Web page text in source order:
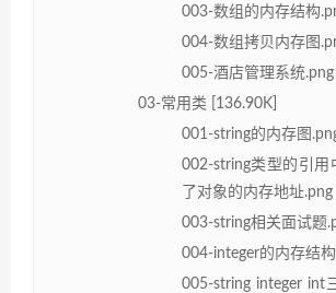
003-数组的内存结构
004-数组拷贝内存图
005-酒店管理系统.png
03-常用类 [136.90K]
001-string的内存图
002-string类型的引用
了对象的内存地址.png
003-string相关面试题
004-integer的内存结
005-string integer int